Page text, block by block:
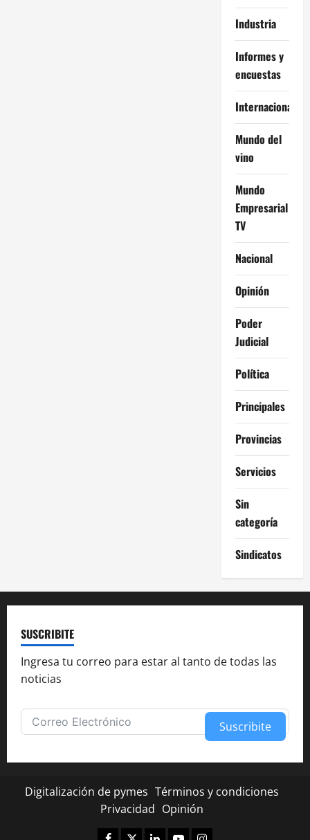
Industria
Informes y
encuestas
Internacional
Mundo del
vino
Mundo
Empresarial
TV
Nacional
Opinión
Poder
Judicial
Política
Principales
Provincias
Servicios
Sin
categoría
Sindicatos
SUSCRIBITE
Ingresa tu correo para estar al tanto de todas las
noticias
Suscribite
Digitalización de pymes Términos y condiciones
Privacidad Opinión
Facebook
TwitterLinkedinYoutubeInstagram